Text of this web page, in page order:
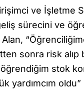
ve İşletme
sürecini ve
sonra risk
öğrendiğim stok
yardımcım